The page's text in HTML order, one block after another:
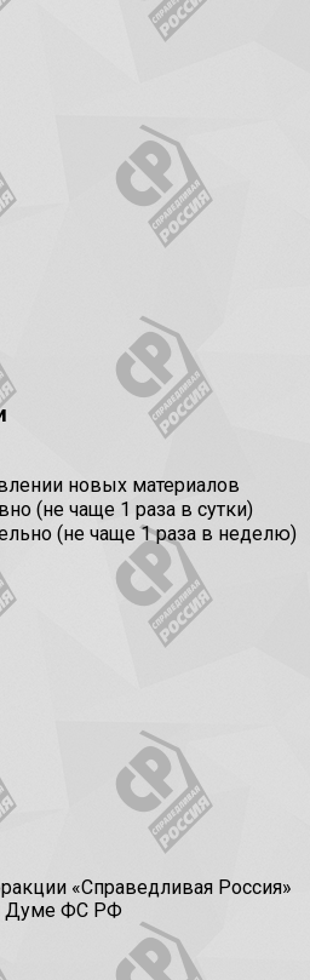
новых материалов
(не чаще 1 раза в сутки)
(не чаще 1 раза в неделю)
«Справедливая Россия»
Думе ФС РФ